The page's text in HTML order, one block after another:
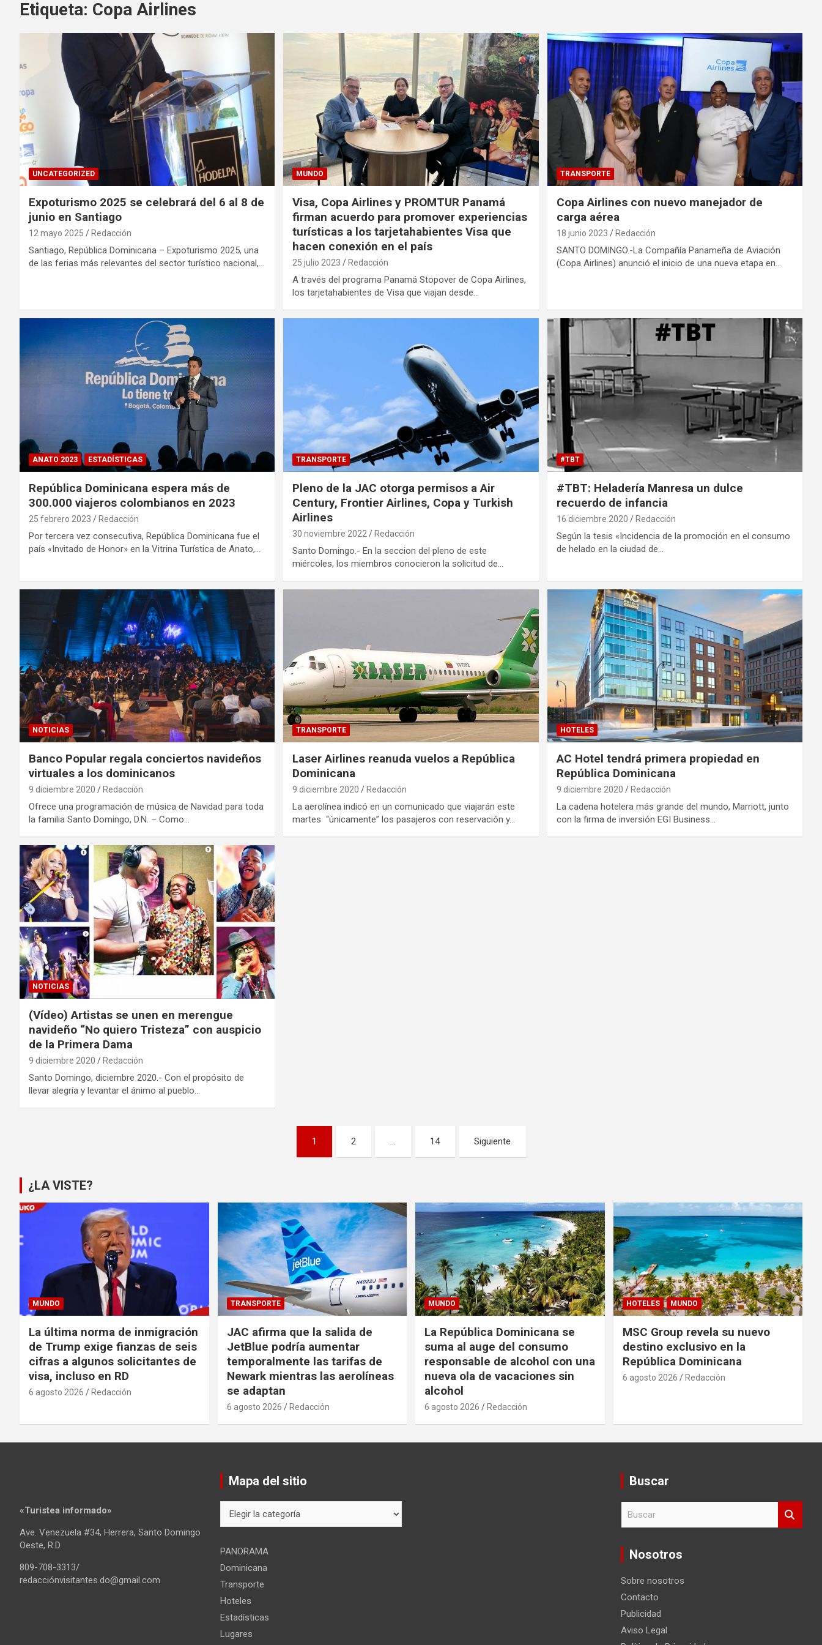
Etiqueta: Copa Airlines
UNCATEGORIZED
Expoturismo 2025 se celebrará del 6 al 8 de
junio en Santiago
12 mayo 2025 Redacción
Santiago, República Dominicana – Expoturismo 2025, una
de las ferias más relevantes del sector turístico nacional,…
MUNDO
Visa, Copa Airlines y PROMTUR Panamá
firman acuerdo para promover experiencias
turísticas a los tarjetahabientes Visa que
hacen conexión en el país
25 julio 2023 Redacción
A través del programa Panamá Stopover de Copa Airlines,
los tarjetahabientes de Visa que viajan desde…
TRANSPORTE
Copa Airlines con nuevo manejador de
carga aérea
18 junio 2023 Redacción
SANTO DOMINGO.-La Compañía Panameña de Aviación
(Copa Airlines) anunció el inicio de una nueva etapa en…
ANATO 2023 ESTADÍSTICAS
República Dominicana espera más de
300.000 viajeros colombianos en 2023
25 febrero 2023 Redacción
Por tercera vez consecutiva, República Dominicana fue el
país «Invitado de Honor» en la Vitrina Turística de Anato,…
TRANSPORTE
Pleno de la JAC otorga permisos a Air
Century, Frontier Airlines, Copa y Turkish
Airlines
30 noviembre 2022 Redacción
Santo Domingo.- En la seccion del pleno de este
miércoles, los miembros conocieron la solicitud de…
#TBT
#TBT: Heladería Manresa un dulce
recuerdo de infancia
16 diciembre 2020 Redacción
Según la tesis «Incidencia de la promoción en el consumo
de helado en la ciudad de…
NOTICIAS
Banco Popular regala conciertos navideños
virtuales a los dominicanos
9 diciembre 2020 Redacción
Ofrece una programación de música de Navidad para toda
la familia Santo Domingo, D.N. – Como…
TRANSPORTE
Laser Airlines reanuda vuelos a República
Dominicana
9 diciembre 2020 Redacción
La aerolínea indicó en un comunicado que viajarán este
martes “únicamente” los pasajeros con reservación y…
HOTELES
AC Hotel tendrá primera propiedad en
República Dominicana
9 diciembre 2020 Redacción
La cadena hotelera más grande del mundo, Marriott, junto
con la firma de inversión EGI Business…
NOTICIAS
(Vídeo) Artistas se unen en merengue
navideño “No quiero Tristeza” con auspicio
de la Primera Dama
9 diciembre 2020 Redacción
Santo Domingo, diciembre 2020.- Con el propósito de
llevar alegría y levantar el ánimo al pueblo…
entradas
1 2 14 Siguiente
¿LA VISTE?
MUNDO
La última norma de inmigración
de Trump exige fianzas de seis
cifras a algunos solicitantes de
visa, incluso en RD
6 agosto 2026 Redacción
TRANSPORTE
JAC afirma que la salida de
JetBlue podría aumentar
temporalmente las tarifas de
Newark mientras las aerolíneas
se adaptan
6 agosto 2026 Redacción
MUNDO
La República Dominicana se
suma al auge del consumo
responsable de alcohol con una
nueva ola de vacaciones sin
alcohol
6 agosto 2026 Redacción
HOTELES MUNDO
MSC Group revela su nuevo
destino exclusivo en la
República Dominicana
6 agosto 2026 Redacción
«Turistea informado»
Ave. Venezuela #34, Herrera, Santo Domingo
Oeste, R.D.
809-708-3313/
redacciónvisitantes.do@gmail.com
Mapa del sitio
del
PANORAMA
Dominicana
Transporte
Hoteles
Estadísticas
Lugares
Buscar
c
Nosotros
Sobre nosotros
Contacto
Publicidad
Aviso Legal